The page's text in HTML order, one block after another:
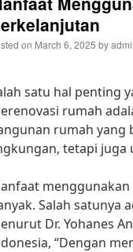
on March 6, 2025 by
satu hal penting
rumah
rumah yang
tetapi juga
Salah satunya
Dr. Yohanes
“Dengan